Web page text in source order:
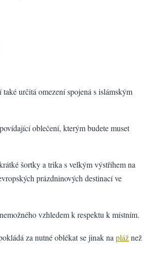
také určitá omezení spojená s islámským
oblečení, kterým budete muset
šortky a trika s velkým výstřihem na
prázdninových destinací ve
vzhledem k respektu k místním.
za nutné oblékat se jinak naplážnež